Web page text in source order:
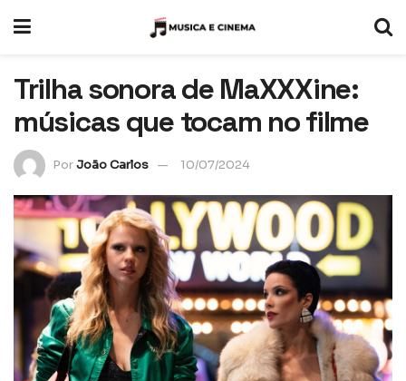
Trilha sonora de MaXXXine:
músicas que tocam no filme
PorJoão Carlos 10/07/2024